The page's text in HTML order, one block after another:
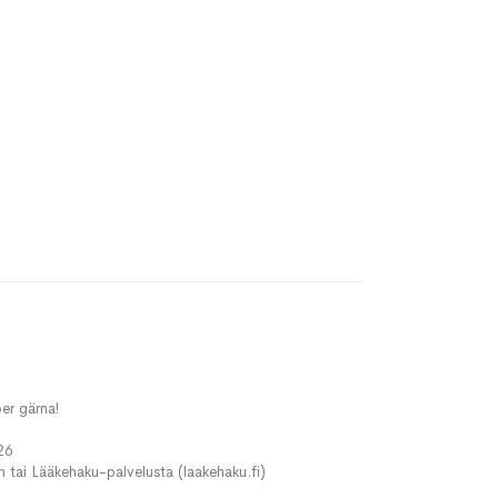
gärna!
Lääkehaku-palvelusta (laakehaku.fi)